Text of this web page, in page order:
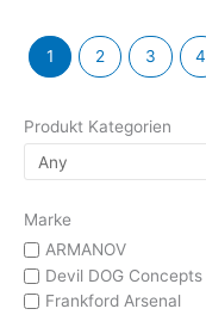
Produkt Kategorien
Marke
ARMANOV
Devil DOG Concepts
Frankford Arsenal
1 2 3 4